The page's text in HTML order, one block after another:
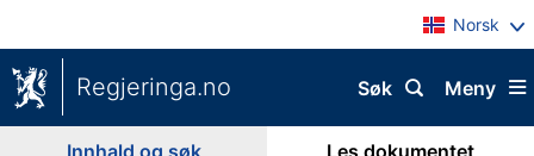
Norsk
Regjeringa.no Meny
Søk
Innhald og søk Les dokumentet